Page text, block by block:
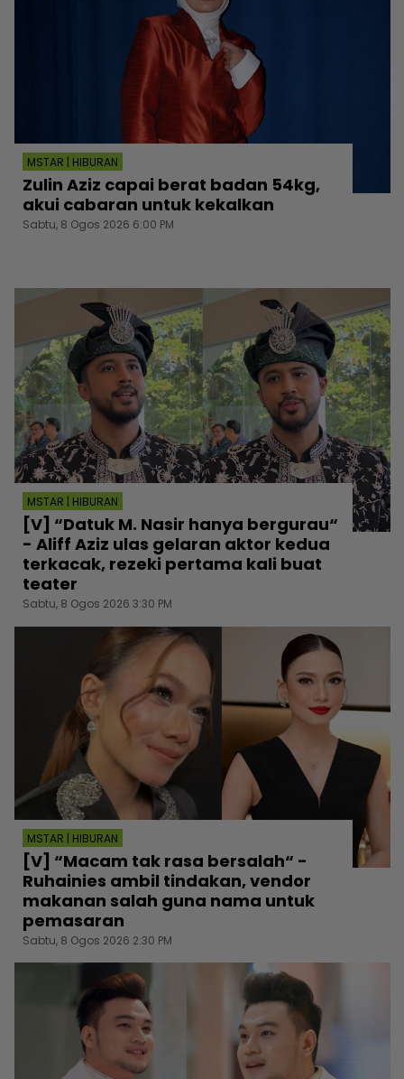
MSTAR | HIBURAN
Zulin Aziz capai berat badan 54kg,
akui cabaran untuk kekalkan
Sabtu, 8 Ogos 2026 6:00 PM
MSTAR | HIBURAN
[V] “Datuk M. Nasir hanya bergurau“
- Aliff Aziz ulas gelaran aktor kedua
terkacak, rezeki pertama kali buat
teater
Sabtu, 8 Ogos 2026 3:30 PM
MSTAR | HIBURAN
[V] “Macam tak rasa bersalah“ -
Ruhainies ambil tindakan, vendor
makanan salah guna nama untuk
pemasaran
Sabtu, 8 Ogos 2026 2:30 PM